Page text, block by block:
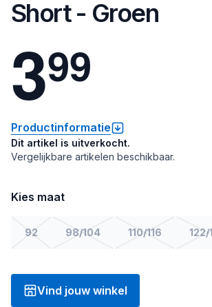
Short - Groen
399
Productinformatie
Dit artikel is uitverkocht.
Vergelijkbare artikelen beschikbaar.
Kies maat
92 98/104 110/116 122/
Vind jouw winkel